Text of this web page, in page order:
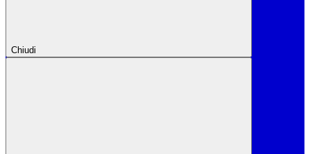
Chiudi